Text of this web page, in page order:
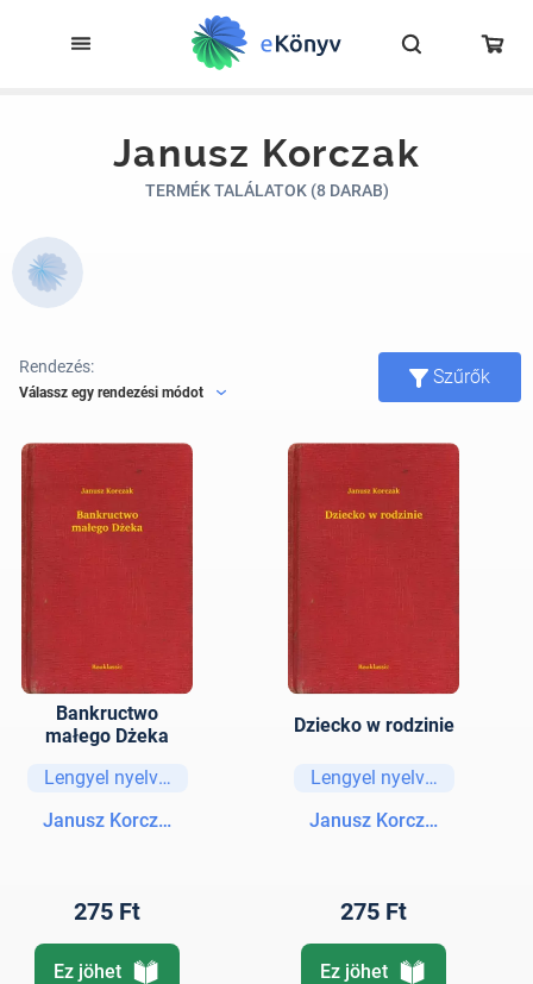
Janusz Korczak
TERMÉK TALÁLATOK (8 DARAB)
Rendezés:
Válassz egy rendezési módot
Szűrők
Bankructwo
małego Dżeka
Lengyel nyelvű könyvek
Janusz Korczak
275 Ft
Ez jöhet
Dziecko w rodzinie
Lengyel nyelvű könyvek
Janusz Korczak
275 Ft
Ez jöhet